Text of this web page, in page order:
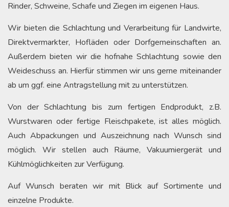
Rinder, Schweine, Schafe und Ziegen im eigenen Haus.
Wir bieten die Schlachtung und Verarbeitung für Landwirte,
Direktvermarkter, Hofläden oder Dorfgemeinschaften an.
Außerdem bieten wir die hofnahe Schlachtung sowie den
Weideschuss an. Hierfür stimmen wir uns gerne miteinander
ab um ggf. eine Antragstellung mit zu unterstützen.
Von der Schlachtung bis zum fertigen Endprodukt, z.B.
Wurstwaren oder fertige Fleischpakete, ist alles möglich.
Auch Abpackungen und Auszeichnung nach Wunsch sind
möglich. Wir stellen auch Räume, Vakuumiergerät und
Kühlmöglichkeiten zur Verfügung.
Auf Wunsch beraten wir mit Blick auf Sortimente und
einzelne Produkte.